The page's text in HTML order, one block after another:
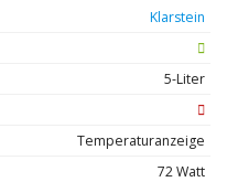
Klarstein
5-Liter
Temperaturanzeige
72 Watt